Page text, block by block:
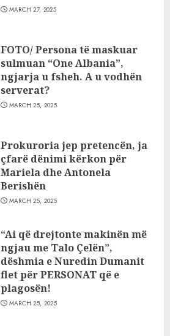
MARCH 27, 2025
FOTO/ Persona të maskuar
sulmuan “One Albania”,
ngjarja u fsheh. A u vodhën
serverat?
MARCH 25, 2025
Prokuroria jep pretencën, ja
çfarë dënimi kërkon për
Mariela dhe Antonela
Berishën
MARCH 25, 2025
“Ai që drejtonte makinën më
ngjau me Talo Çelën”,
dëshmia e Nuredin Dumanit
flet për PERSONAT që e
plagosën!
MARCH 25, 2025